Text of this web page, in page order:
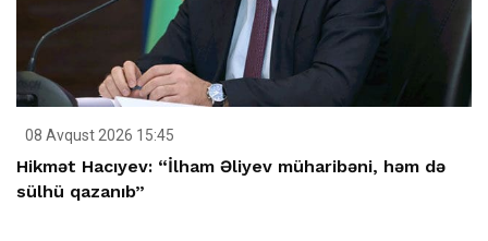
08 Avqust 2026 15:45
Hikmət Hacıyev: “İlham Əliyev müharibəni, həm də
sülhü qazanıb”